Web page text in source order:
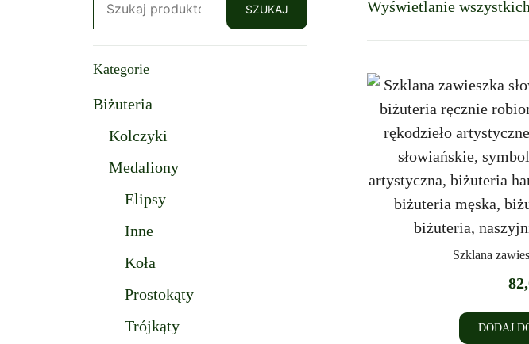
Wyświetlanie
Szklana
DODAJ
SZUKAJ
Kategorie
Biżuteria
Kolczyki
Medaliony
Elipsy
Inne
Koła
Prostokąty
Trójkąty